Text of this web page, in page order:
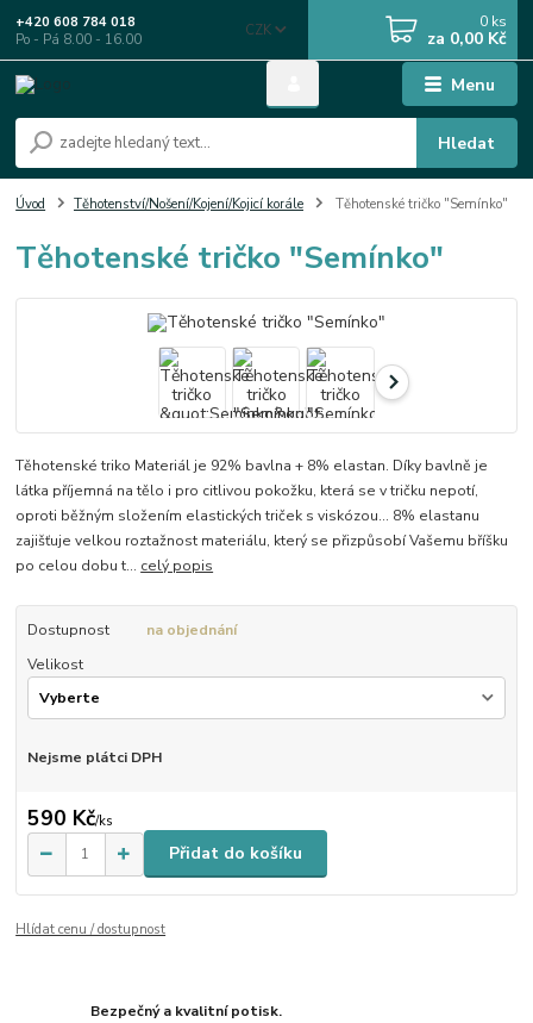
Menu
CZK
Hledat
+420 608 784 018
Po - Pá 8.00 - 16.00
0 ks
za 0,00 Kč
Úvod Těhotenství/Nošení/Kojení/Kojicí korále Těhotenské tričko "Semínko"
Těhotenské tričko "Semínko"
Těhotenské triko Materiál je 92% bavlna + 8% elastan. Díky bavlně je
látka příjemná na tělo i pro citlivou pokožku, která se v tričku nepotí,
oproti běžným složením elastických triček s viskózou... 8% elastanu
zajišťuje velkou roztažnost materiálu, který se přizpůsobí Vašemu bříšku
po celou dobu t... celý popis
Dostupnost
na objednání
Velikost
Nejsme plátci DPH
590 Kč/ks
Přidat do košíku
Hlídat cenu / dostupnost
Bezpečný a kvalitní potisk.